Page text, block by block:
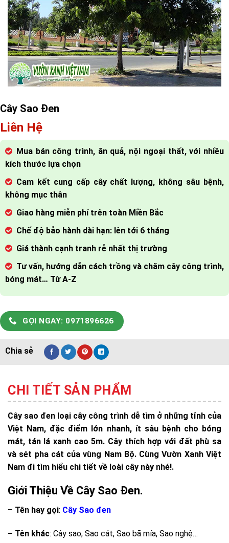
Cây Sao Đen
Liên Hệ
Mua bán công trình, ăn quả, nội ngoại thất, với nhiều
kích thước lựa chọn
Cam kết cung cấp cây chất lượng, không sâu bệnh,
không mục thân
Giao hàng miễn phí trên toàn Miền Bắc
Chế độ bảo hành dài hạn: lên tới 6 tháng
Giá thành cạnh tranh rẻ nhất thị trường
Tư vấn, hướng dẫn cách trồng và chăm cây công trình,
bóng mát… Từ A-Z
GỌI NGAY: 0971896626
CHI TIẾT SẢN PHẨM
Cây sao đen loại cây công trình dễ tìm ở những tỉnh của
Việt Nam, đặc điểm lớn nhanh, ít sâu bệnh cho bóng
mát, tán lá xanh cao 5m. Cây thích hợp với đất phù sa
và sét pha cát của vùng Nam Bộ. Cùng Vườn Xanh Việt
Nam đi tìm hiểu chi tiết về loài cây này nhé!.
Giới Thiệu Về Cây Sao Đen.
– Tên hay gọi: Cây Sao đen
– Tên khác: Cây sao, Sao cát, Sao bã mía, Sao nghệ…